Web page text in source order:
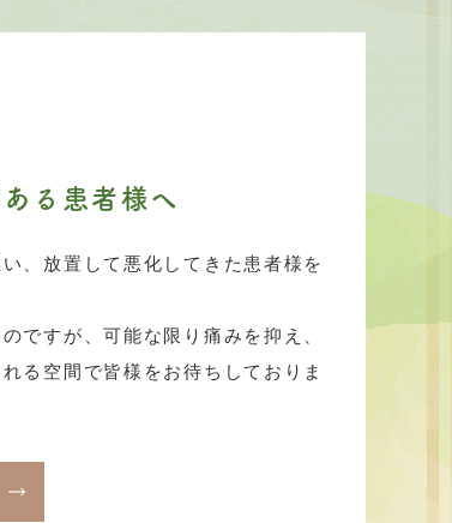
る患者様へ
、放置して悪化してきた患者様を
ですが、可能な限り痛みを抑え、
る空間で皆様をお待ちしておりま